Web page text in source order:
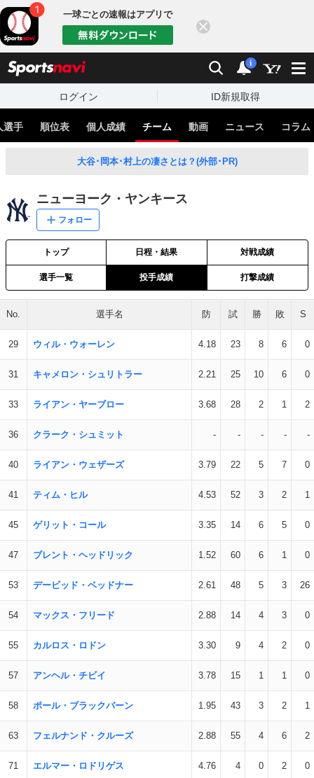
一球ごとの速報はアプリで
検索 通知
i
ログイン ID新規取得
選手 順位表 個人成績 チーム 動画 ニュース コラム
大谷･岡本･村上の凄さとは？(外部･PR)
ニューヨーク・ヤンキース
フォロー
トップ 日程・結果 対戦成績
選手一覧 投手成績 打撃成績
No. 選手名 防 試 勝 敗 S
29 ウィル・ウォーレン 4.18 23 8 6 0
31 キャメロン・シュリトラー 2.21 25 10 6 0
33 ライアン・ヤーブロー 3.68 28 2 1 2
36 クラーク・シュミット - - - - -
40 ライアン・ウェザーズ 3.79 22 5 7 0
41 ティム・ヒル 4.53 52 3 2 1
45 ゲリット・コール 3.35 14 6 5 0
47 ブレント・ヘッドリック 1.52 60 6 1 0
53 デービッド・ベッドナー 2.61 48 5 3 26
54 マックス・フリード 2.88 14 4 3 0
55 カルロス・ロドン 3.30 9 4 2 0
57 アンヘル・チビイ 3.78 15 1 1 0
58 ポール・ブラックバーン 1.95 43 3 2 1
63 フェルナンド・クルーズ 2.88 55 4 6 2
71 エルマー・ロドリゲス 4.76 4 0 2 0